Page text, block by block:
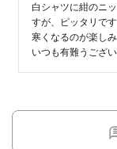
白シャツに紺のニ
すが、ピッタリです
寒くなるのが楽しみ